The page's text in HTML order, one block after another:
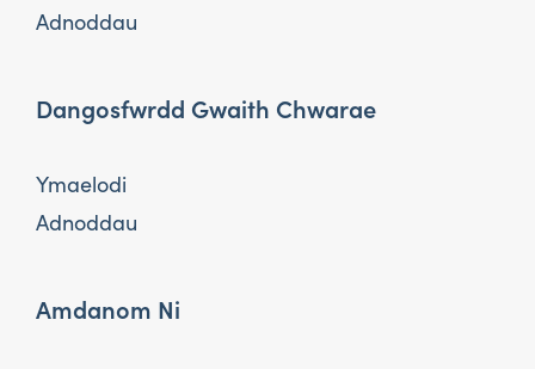
Adnoddau
Dangosfwrdd Gwaith Chwarae
Ymaelodi
Adnoddau
Amdanom Ni